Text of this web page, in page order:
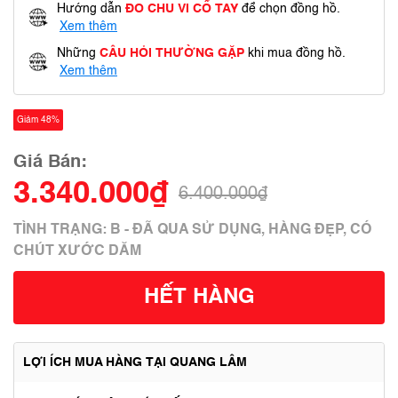
Hướng dẫn ĐO CHU VI CỔ TAY để chọn đồng hồ.
Xem thêm
Những CÂU HỎI THƯỜNG GẶP khi mua đồng hồ.
Xem thêm
Giảm 48%
Giá Bán:
3.340.000₫ 6.400.000₫
TÌNH TRẠNG: B - ĐÃ QUA SỬ DỤNG, HÀNG ĐẸP, CÓ
CHÚT XƯỚC DĂM
HẾT HÀNG
LỢI ÍCH MUA HÀNG TẠI QUANG LÂM